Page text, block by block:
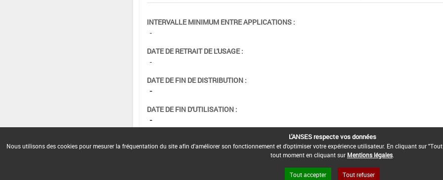
INTERVALLE MINIMUM ENTRE APPLICATIONS :
-
DATE DE RETRAIT DE L'USAGE :
-
DATE DE FIN DE DISTRIBUTION :
-
DATE DE FIN D'UTILISATION :
-
L'ANSES respecte vos données
Nous utilisons des cookies pour mesurer la fréquentation du site afin d'améliorer son fonctionnement et d'optimiser votre expérience utilisateur. En cliquant sur
tout moment en cliquant sur Mentions légales
Tout accepter Tout refuser